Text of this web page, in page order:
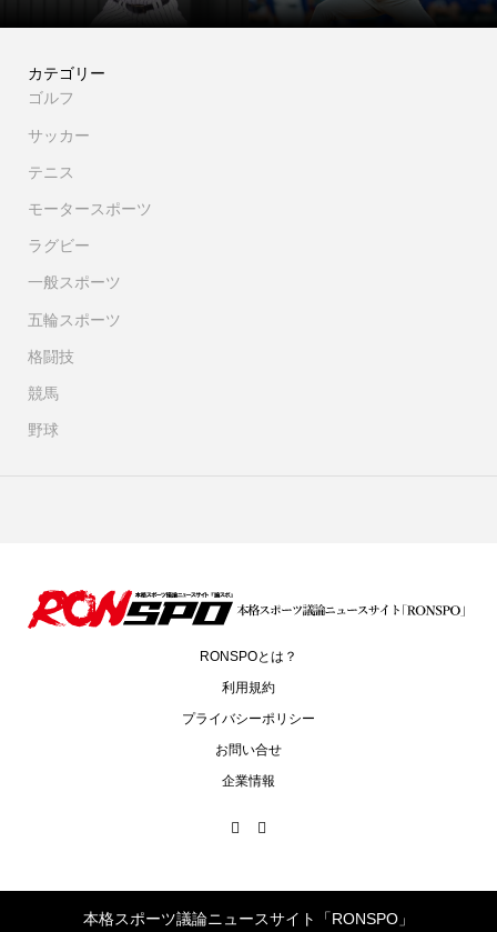
カテゴリー
ゴルフ
サッカー
テニス
モータースポーツ
ラグビー
一般スポーツ
五輪スポーツ
格闘技
競馬
野球
RONSPOとは？
利用規約
プライバシーポリシー
お問い合せ
企業情報
本格スポーツ議論ニュースサイト「RONSPO」